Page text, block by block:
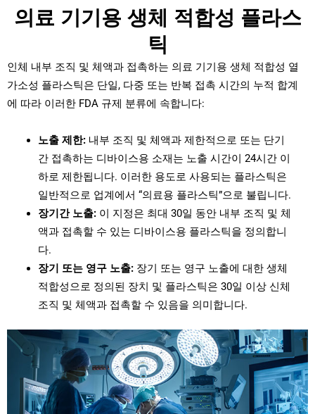
의료 기기용 생체 적합성 플라스
틱
인체 내부 조직 및 체액과 접촉하는 의료 기기용 생체 적합성 열
가소성 플라스틱은 단일, 다중 또는 반복 접촉 시간의 누적 합계
에 따라 이러한 FDA 규제 분류에 속합니다:
노출 제한:내부 조직 및 체액과 제한적으로 또는 단기
간 접촉하는 디바이스용 소재는 노출 시간이 24시간 이
하로 제한됩니다. 이러한 용도로 사용되는 플라스틱은
일반적으로 업계에서 “의료용 플라스틱”으로 불립니다.
장기간 노출:이 지정은 최대 30일 동안 내부 조직 및 체
액과 접촉할 수 있는 디바이스용 플라스틱을 정의합니
다.
장기 또는 영구 노출:장기 또는 영구 노출에 대한 생체
적합성으로 정의된 장치 및 플라스틱은 30일 이상 신체
조직 및 체액과 접촉할 수 있음을 의미합니다.